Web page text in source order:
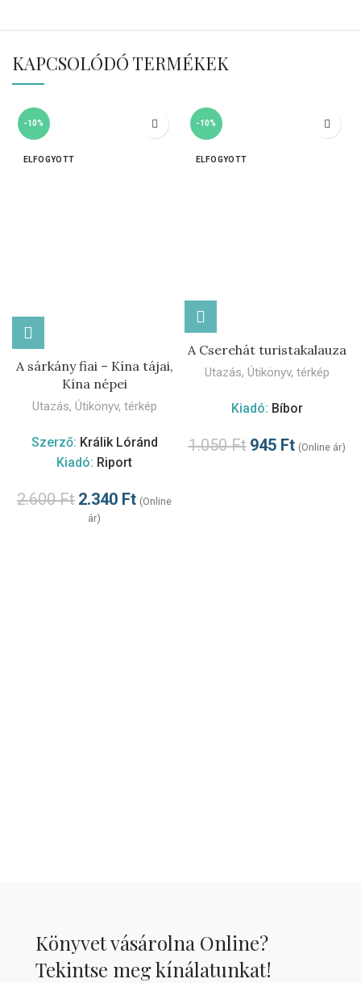
KAPCSOLÓDÓ TERMÉKEK
-10%
ELFOGYOTT
A sárkány fiai – Kína tájai,
Kína népei
Utazás, Útikönyv, térkép
Szerző: Králik Lóránd
Kiadó: Riport
2.600Ft 2.340 Ft (Online
ár)
-10%
ELFOGYOTT
A Cserehát turistakalauza
Utazás, Útikönyv, térkép
Kiadó: Bíbor
1.050Ft 945 Ft (Online ár)
Könyvet vásárolna Online?
Tekintse meg kínálatunkat!